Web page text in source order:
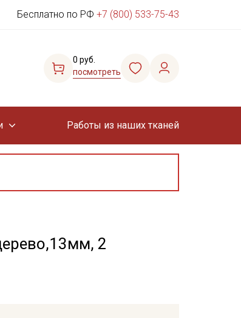
Бесплатно по РФ +7 (800) 533-75-43
0 руб.
посмотреть
Работы из наших тканей
2